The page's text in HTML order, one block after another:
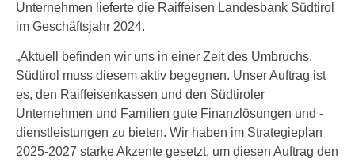
Unternehmen lieferte die Raiffeisen Landesbank Südtirol
im Geschäftsjahr 2024.
„Aktuell befinden wir uns in einer Zeit des Umbruchs.
Südtirol muss diesem aktiv begegnen. Unser Auftrag ist
es, den Raiffeisenkassen und den Südtiroler
Unternehmen und Familien gute Finanzlösungen und -
dienstleistungen zu bieten. Wir haben im Strategieplan
2025-2027 starke Akzente gesetzt, um diesen Auftrag den